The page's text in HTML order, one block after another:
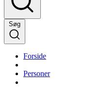
Søg
Forside
Personer